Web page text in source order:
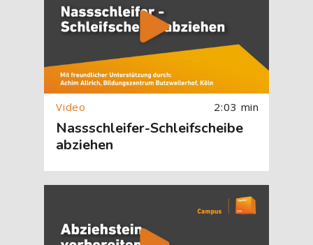
2:03 min
Nassschleifer-Schleifscheibe
abziehen
[Cocoon] About (Text with Image) überspringen